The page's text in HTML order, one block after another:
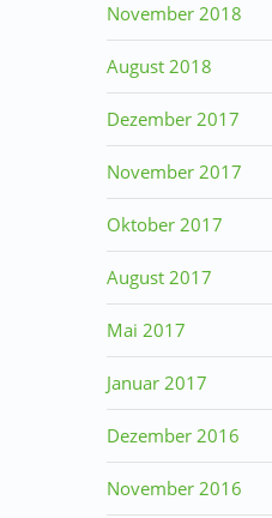
November 2018
August 2018
Dezember 2017
November 2017
Oktober 2017
August 2017
Mai 2017
Januar 2017
Dezember 2016
November 2016